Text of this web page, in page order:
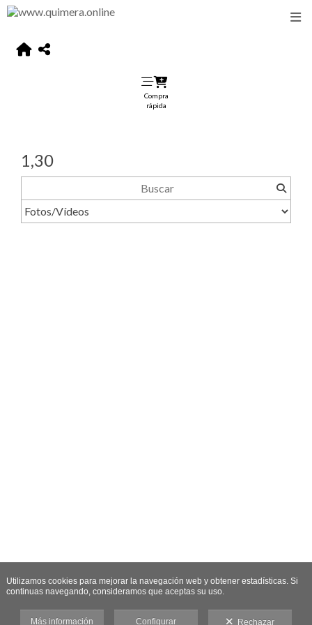
Compra
rápida
1,30
Utilizamos cookies para mejorar la navegación web y obtener estadísticas. Si
continuas navegando, consideramos que aceptas su uso.
Más información Configurar Rechazar